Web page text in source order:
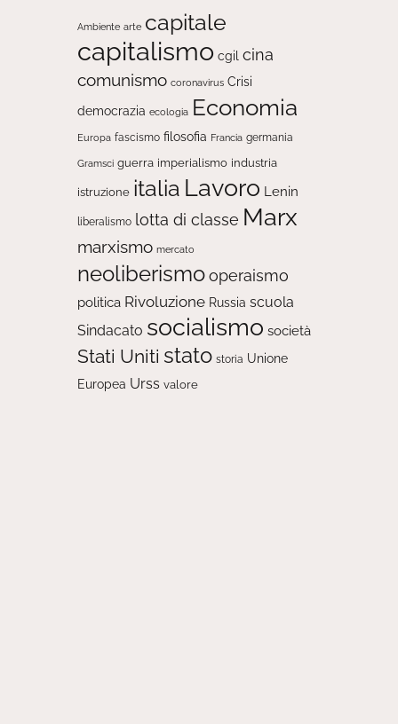
Ambiente arte capitale
capitalismo cgil cina
comunismo coronavirus Crisi
democrazia ecologia Economia
Europa fascismo filosofia Francia germania
Gramsci guerra imperialismo industria
istruzione italia Lavoro Lenin
liberalismo lotta di classe Marx
marxismo mercato
neoliberismooperaismo
politica Rivoluzione Russia scuola
Sindacato socialismo società
Stati Uniti stato storia Unione
Europea Urss valore